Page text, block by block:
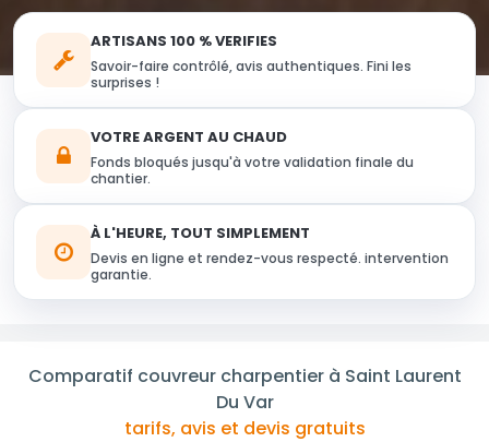
ARTISANS 100 % VERIFIES
Savoir-faire contrôlé, avis authentiques. Fini les
surprises !
VOTRE ARGENT AU CHAUD
Fonds bloqués jusqu'à votre validation finale du
chantier.
À L'HEURE, TOUT SIMPLEMENT
Devis en ligne et rendez-vous respecté. intervention
garantie.
Comparatif couvreur charpentier à Saint Laurent
Du Var
tarifs, avis et devis gratuits